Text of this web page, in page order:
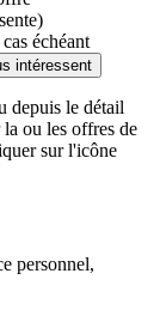
échéant
intéressent
depuis le détail
ou les offres de
sur l'icône
personnel,